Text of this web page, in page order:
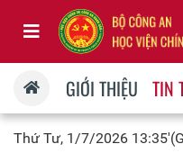
GIỚI THIỆU TIN
Thứ Tư, 1/7/2026